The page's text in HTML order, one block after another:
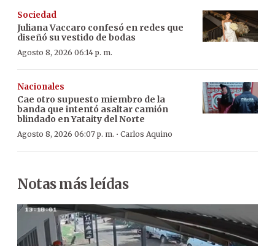
Sociedad
Juliana Vaccaro confesó en redes que
diseñó su vestido de bodas
Agosto 8, 2026 06:14 p. m.
Nacionales
Cae otro supuesto miembro de la
banda que intentó asaltar camión
blindado en Yataity del Norte
Agosto 8, 2026 06:07 p. m. · Carlos Aquino
Notas más leídas